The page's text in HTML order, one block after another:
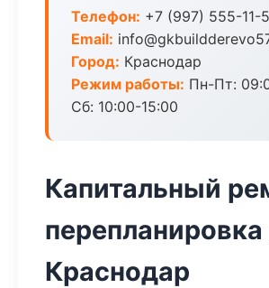
Телефон: +7 (997) 555-11-
Email:
Город: Краснодар
Режим работы: Пн-Пт:
Сб: 10:00-15:00
Капитальный
перепланировка
Краснодар